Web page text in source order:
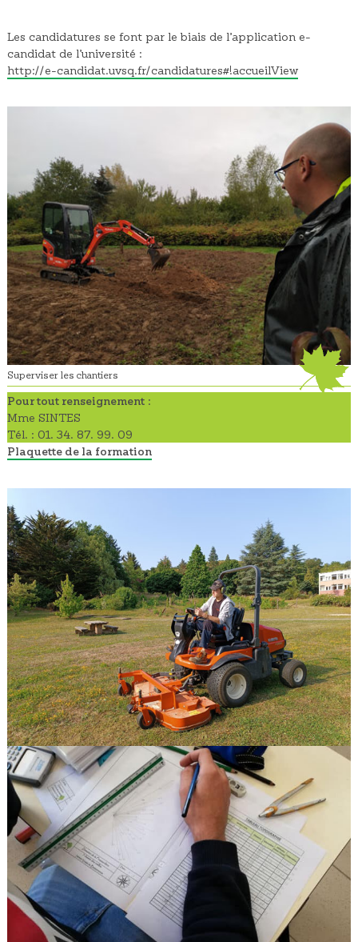
Les candidatures se font par le biais de l’application e-
candidat de l’université :
http://e-candidat.uvsq.fr/candidatures#!accueilView
Superviser les chantiers
Pour tout renseignement:
Mme SINTES
Tél. : 01. 34. 87. 99. 09
Plaquette de la formation